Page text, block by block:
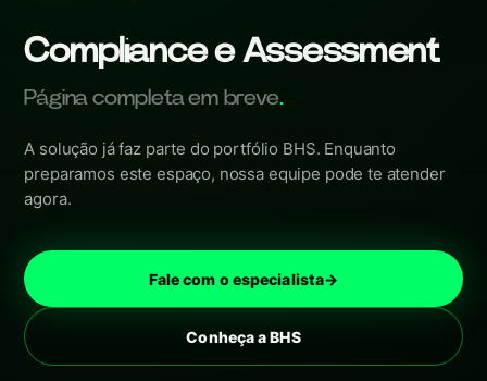
Compliance e Assessment
Página completa em breve.
A solução já faz parte do portfólio BHS. Enquanto
preparamos este espaço, nossa equipe pode te atender
agora.
Fale com o especialista→
Conheça a BHS